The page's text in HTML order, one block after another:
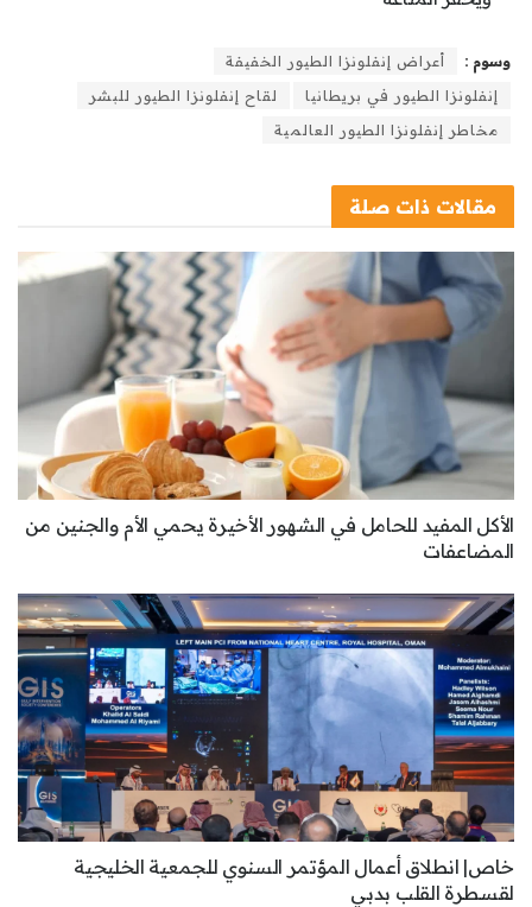
وسوم :
أعراض إنفلونزا الطيور الخفيفة
إنفلونزا الطيور في بريطانيا
لقاح إنفلونزا الطيور للبشر
مخاطر إنفلونزا الطيور العالمية
مقالات ذات صلة
الأكل المفيد للحامل في الشهور الأخيرة يحمي الأم والجنين من
المضاعفات
خاص| انطلاق أعمال المؤتمر السنوي للجمعية الخليجية
لقسطرة القلب بدبي